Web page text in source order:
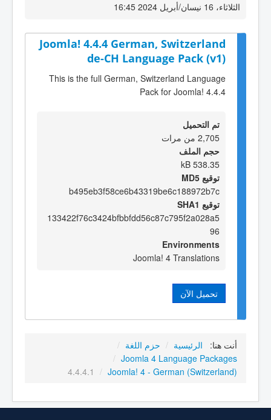
الثلاثاء، 16 نيسان/أبريل 2024 16:45
Joomla! 4.4.4 German, Switzerland
de-CH Language Pack (v1)
This is the full German, Switzerland Language
Pack for Joomla! 4.4.4
تم التحميل
2,705 من مرات
حجم الملف
538.35 kB
توقيع MD5
b495eb3f58ce6b43319be6c188972b7c
توقيع SHA1
133422f76c3424bfbbfdd56c87c795f2a028a5
96
Environments
Joomla! 4 Translations
تحميل الآن
أنت هنا: الرئيسية / حزم اللغة /
Joomla 4 Language Packages
/
Joomla! 4 - German (Switzerland)
/
4.4.4.1